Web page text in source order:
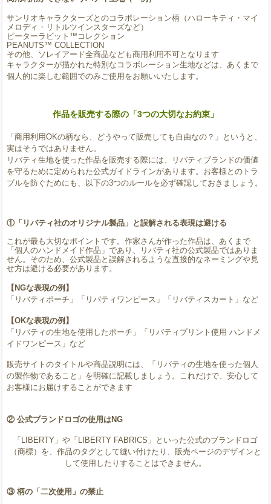
サンリオキャラクターズとのコラボレーション柄（ハローキティ・マイ
メロディ・リトルツインスターズなど）
ピーターラビット™コレクション
PEANUTS™ COLLECTION
その他、ソレイアード全商品なども商用利用不可となります
キャラクターが描かれた特別なコラボレーション生地などは、あくまで
個人的に楽しむ範囲でのみご使用をお願いいたします。
作品を販売する際の「3つの大切なお約束」
「商用利用OKの柄なら、どうやって販売しても自由なの？」というと、
実はそうではありません。
リバティ生地を使った作品を販売する際には、リバティブランドの価値
を守るために定められた公式ガイドラインがあります。お客様とのトラ
ブルを防ぐためにも、以下の3つのルールを必ず確認しておきましょう。
①「リバティ社のオリジナル製品」と誤解される表現は避ける
これが最も大切なポイントです。作家さんが作った作品は、あくまで
「個人のハンドメイド作品」であり、リバティ社の公式製品ではありま
せん。そのため、公式製品と誤解されるような直接的なネーミングや見
せ方は避ける必要があります。
【NGな表現の例】
「リバティポーチ」「リバティワンピース」「リバティスカート」など
【OKな表現の例】
「リバティの生地を使用したポーチ」「リバティプリント使用 ハンドメ
イドワンピース」など
販売サイトのタイトルや商品説明には、「リバティの生地を使った個人
の製作物であること」を明確に記載しましょう。これだけで、安心して
お客様にお届けすることができます
② 公式ブランドロゴの使用はNG
「LIBERTY」や「LIBERTY FABRICS」といった公式のブランドロゴ
（商標）を、作品のタグとして縫い付けたり、販売ページのデザインと
して使用したりすることはできません。
③ 柄の「二次使用」の禁止